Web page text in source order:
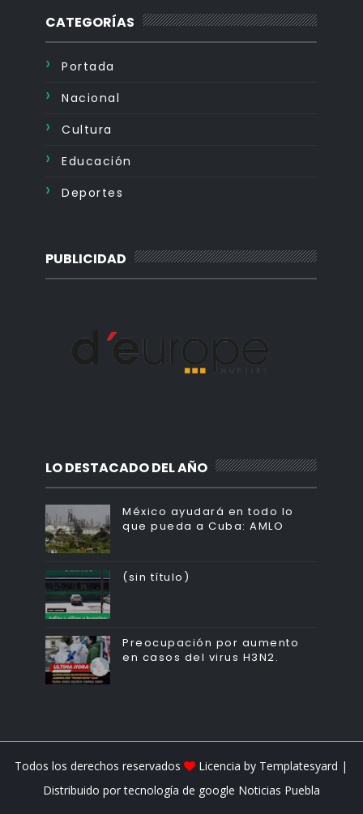
CATEGORÍAS
Portada
Nacional
Cultura
Educación
Deportes
PUBLICIDAD
LO DESTACADO DEL AÑO
México ayudará en todo lo
que pueda a Cuba: AMLO
(sin título)
Preocupación por aumento
en casos del virus H3N2.
Todos los derechos reservados Licencia by Templatesyard |
Distribuido por tecnología de google Noticias Puebla